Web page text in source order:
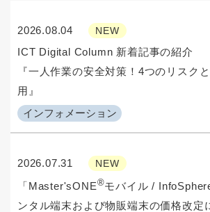
2026.08.04 NEW
インフォメーション
ICT Digital Column 新着記事の紹介
『一人作業の安全対策！4つのリスク
用』
2026.07.31 NEW
「Master'sONE®モバイル /
ンタル端末および物販端末の価格改定